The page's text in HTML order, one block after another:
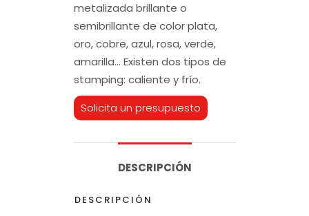
metalizada brillante o
semibrillante de color plata,
oro, cobre, azul, rosa, verde,
amarilla… Existen dos tipos de
stamping: caliente y frío.
Solicita un presupuesto
DESCRIPCIÓN
DESCRIPCIÓN